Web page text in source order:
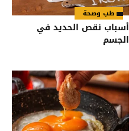
طب وصحة
أسباب نقص الحديد في
الجسم